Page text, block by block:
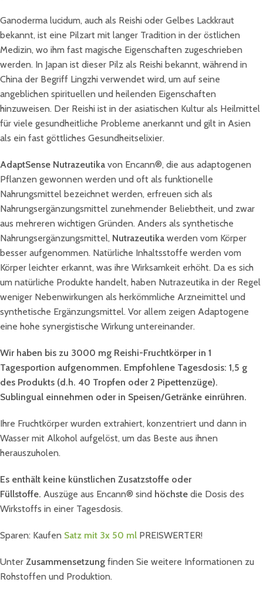
Ganoderma lucidum, auch als Reishi oder Gelbes Lackkraut
bekannt, ist eine Pilzart mit langer Tradition in der östlichen
Medizin, wo ihm fast magische Eigenschaften zugeschrieben
werden. In Japan ist dieser Pilz als Reishi bekannt, während in
China der Begriff Lingzhi verwendet wird, um auf seine
angeblichen spirituellen und heilenden Eigenschaften
hinzuweisen. Der Reishi ist in der asiatischen Kultur als Heilmittel
für viele gesundheitliche Probleme anerkannt und gilt in Asien
als ein fast göttliches Gesundheitselixier.
AdaptSense Nutrazeutika von Encann®, die aus adaptogenen
Pflanzen gewonnen werden und oft als funktionelle
Nahrungsmittel bezeichnet werden, erfreuen sich als
Nahrungsergänzungsmittel zunehmender Beliebtheit, und zwar
aus mehreren wichtigen Gründen. Anders als synthetische
Nahrungsergänzungsmittel, Nutrazeutika werden vom Körper
besser aufgenommen. Natürliche Inhaltsstoffe werden vom
Körper leichter erkannt, was ihre Wirksamkeit erhöht. Da es sich
um natürliche Produkte handelt, haben Nutrazeutika in der Regel
weniger Nebenwirkungen als herkömmliche Arzneimittel und
synthetische Ergänzungsmittel. Vor allem zeigen Adaptogene
eine hohe synergistische Wirkung untereinander.
Wir haben bis zu 3000 mg Reishi-Fruchtkörper in 1
Tagesportion aufgenommen. Empfohlene Tagesdosis: 1,5 g
des Produkts (d.h. 40 Tropfen oder 2 Pipettenzüge).
Sublingual einnehmen oder in Speisen/Getränke einrühren.
Ihre Fruchtkörper wurden extrahiert, konzentriert und dann in
Wasser mit Alkohol aufgelöst, um das Beste aus ihnen
herauszuholen.
Es enthält keine künstlichen Zusatzstoffe oder
Füllstoffe. Auszüge aus Encann® sind höchste die Dosis des
Wirkstoffs in einer Tagesdosis.
Sparen: Kaufen Satz mit 3x 50 ml PREISWERTER!
Unter Zusammensetzung finden Sie weitere Informationen zu
Rohstoffen und Produktion.